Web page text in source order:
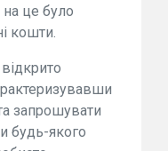
це було
кошти.
запрошувати
будь-якого